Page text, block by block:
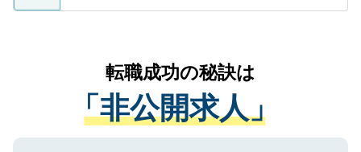
ているすべての個人データはご本人の許可
は、個人情報の取り扱いについての厳密な
管理基準を満たした事業者のみに付与され
る、プライバシーマークを取得済みです。
かがいして、現在の医療機関の状況や紹介
経験をまじえながら、適切なアドバイスを
させていただきます。すぐにご転職をされ
ない方には、長期的なサポートが可能です
ので、まずはご登録ください。
転職成功の秘訣は
「非公開求人」